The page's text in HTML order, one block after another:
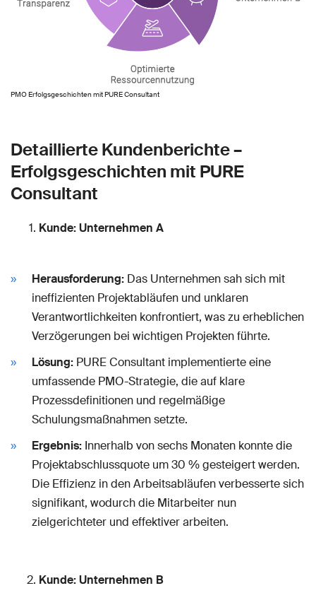
PMO Erfolgsgeschichten mit PURE Consultant
Detaillierte Kundenberichte –
Erfolgsgeschichten mit PURE
Consultant
Kunde: Unternehmen A
Herausforderung: Das Unternehmen sah sich mit
ineffizienten Projektabläufen und unklaren
Verantwortlichkeiten konfrontiert, was zu erheblichen
Verzögerungen bei wichtigen Projekten führte.
Lösung: PURE Consultant implementierte eine
umfassende PMO-Strategie, die auf klare
Prozessdefinitionen und regelmäßige
Schulungsmaßnahmen setzte.
Ergebnis: Innerhalb von sechs Monaten konnte die
Projektabschlussquote um 30 % gesteigert werden.
Die Effizienz in den Arbeitsabläufen verbesserte sich
signifikant, wodurch die Mitarbeiter nun
zielgerichteter und effektiver arbeiten.
Kunde: Unternehmen B